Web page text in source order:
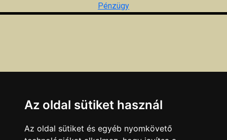
Pénzügy
Az oldal sütiket használ
Az oldal sütiket és egyéb nyomkövető